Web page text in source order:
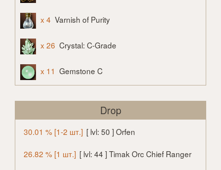
x 4 Varnish of Purity
x 26 Crystal: C-Grade
x 11 Gemstone C
Drop
30.01 % [1-2 шт.] [ lvl: 50 ] Orfen
26.82 % [1 шт.] [ lvl: 44 ] Timak Orc Chief Ranger